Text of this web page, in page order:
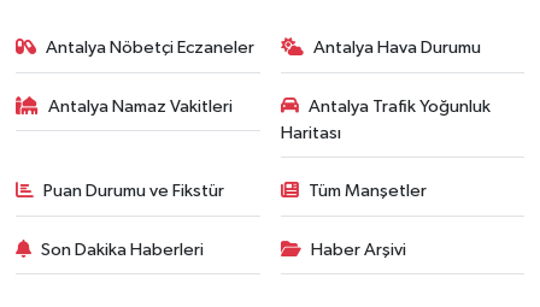
Antalya Nöbetçi Eczaneler Antalya Hava Durumu
Antalya Namaz Vakitleri
Antalya Trafik Yoğunluk
Haritası
Puan Durumu ve Fikstür Tüm Manşetler
Son Dakika Haberleri Haber Arşivi